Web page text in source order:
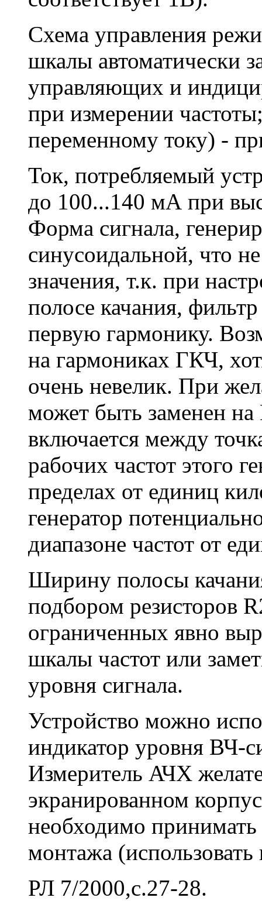
Схема управления
шкалы автоматически
управляющих и
при измерении
переменному току) -
Ток, потребляемый
до 100...140 мА при
Форма сигнала,
синусоидальной, что
значения, т.к. при
полосе качания,
первую гармонику.
на гармониках ГКЧ,
очень невелик. При
может быть заменен на
включается между
рабочих частот этого
пределах от единиц
генератор
диапазоне частот от
Ширину полосы
подбором резисторов
ограниченных явно
шкалы частот или
уровня сигнала.
Устройство можно
индикатор уровня ВЧ-
Измеритель АЧХ
экранированном
необходимо
монтажа
РЛ 7/2000,c.27-28.